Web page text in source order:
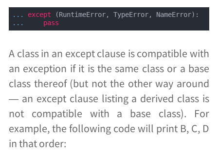
... except
...
pass
A class in an except clause is compatible with
an exception if it is the same class or a base
class thereof (but not the other way around
— an except clause listing a derived class is
not compatible with a base class). For
example, the following code will print B, C, D
in that order: